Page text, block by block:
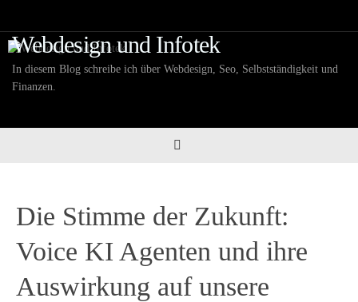
springen
Webdesign und Infotek
In diesem Blog schreibe ich über Webdesign, Seo, Selbstständigkeit und
Finanzen.
Die Stimme der Zukunft:
Voice KI Agenten und ihre
Auswirkung auf unsere